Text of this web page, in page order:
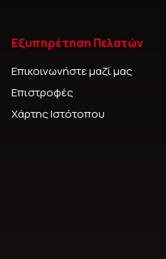
Εξυπηρέτηση Πελατών
Επικοινωνήστε μαζί μας
Επιστροφές
Χάρτης Ιστότοπου